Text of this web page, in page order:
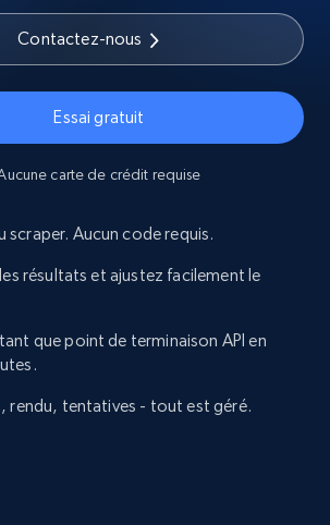
Contactez-nous
Essai gratuit
carte de crédit requise
scraper. Aucun code requis.
résultats et ajustez facilement le
que point de terminaison API en
rendu, tentatives - tout est géré.